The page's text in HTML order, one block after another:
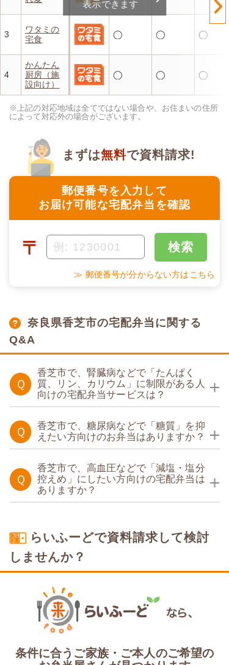
3
ワタミの
宅食
◯ ◯ ◯
4
かんたん
厨房（施
設向け）
◯ ◯ ◯
表示できます
※上記の対応地域は全てではない場合や、お住まいの住所
によって対応外の場合がございます。
郵便番号を入力して
お届け可能な宅配弁当を確認
まずは無料で資料請求!
〒 検索
≫ 郵便番号が分からない方はこちら
奈良県香芝市の宅配弁当に関する
Q&A
Ｑ
香芝市で、腎臓病などで「たんぱく
質、リン、カリウム」に制限がある人
向けの宅配弁当サービスは？
たんぱく調整食
Ｑ
香芝市で、糖尿病などで「糖質」を抑
えたい方向けのお弁当はありますか？
Ｑ
香芝市で、高血圧などで「減塩・塩分
控えめ」にしたい方向けの宅配弁当は
ありますか？
らいふーどで資料請求して検討
しませんか？
条件に合うご家族・ご本人のご希望の